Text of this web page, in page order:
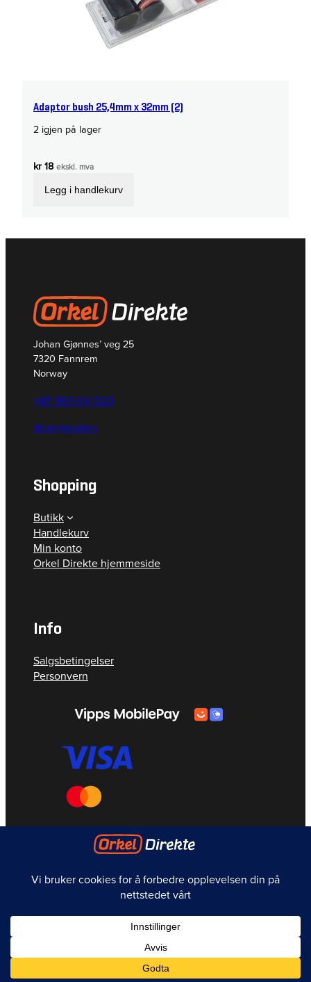
Adaptor bush 25,4mm x 32mm (2)
2 igjen på lager
kr18 ekskl. mva
Legg i handlekurv
Johan Gjønnes’ veg 25
7320 Fannrem
Norway
+47 953 04 020
deler@orkel.no
Shopping
Butikk
Handlekurv
Min konto
Orkel Direkte hjemmeside
Info
Salgsbetingelser
Personvern